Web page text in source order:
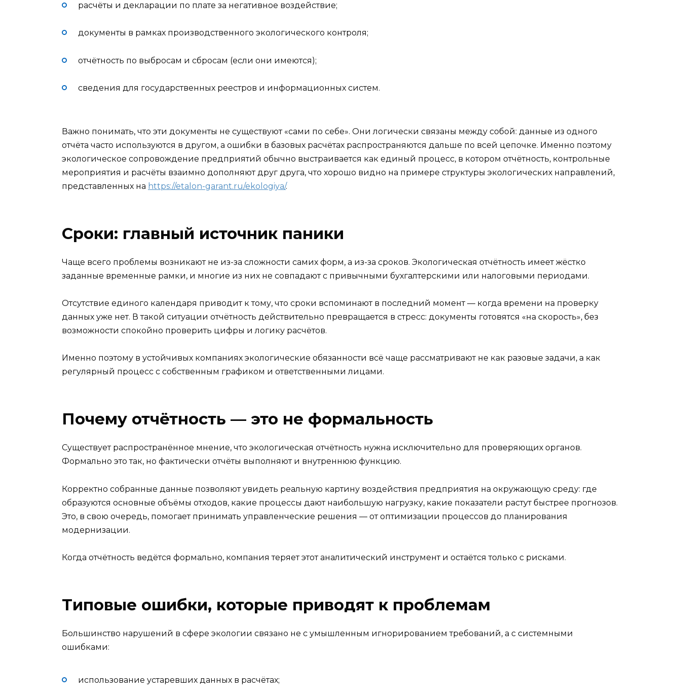
расчёты и декларации по плате за негативное воздействие;
документы в рамках производственного экологического контроля;
отчётность по выбросам и сбросам (если они имеются);
сведения для государственных реестров и информационных систем.
Важно понимать, что эти документы не существуют «сами по себе». Они логически связаны между собой: данные из одного
отчёта часто используются в другом, а ошибки в базовых расчётах распространяются дальше по всей цепочке. Именно поэтому
экологическое сопровождение предприятий обычно выстраивается как единый процесс, в котором отчётность, контрольные
мероприятия и расчёты взаимно дополняют друг друга, что хорошо видно на примере структуры экологических направлений,
представленных на https://etalon-garant.ru/ekologiya/.
Сроки: главный источник паники
Чаще всего проблемы возникают не из-за сложности самих форм, а из-за сроков. Экологическая отчётность имеет жёстко
заданные временные рамки, и многие из них не совпадают с привычными бухгалтерскими или налоговыми периодами.
Отсутствие единого календаря приводит к тому, что сроки вспоминают в последний момент — когда времени на проверку
данных уже нет. В такой ситуации отчётность действительно превращается в стресс: документы готовятся «на скорость», без
возможности спокойно проверить цифры и логику расчётов.
Именно поэтому в устойчивых компаниях экологические обязанности всё чаще рассматривают не как разовые задачи, а как
регулярный процесс с собственным графиком и ответственными лицами.
Почему отчётность — это не формальность
Существует распространённое мнение, что экологическая отчётность нужна исключительно для проверяющих органов.
Формально это так, но фактически отчёты выполняют и внутреннюю функцию.
Корректно собранные данные позволяют увидеть реальную картину воздействия предприятия на окружающую среду: где
образуются основные объёмы отходов, какие процессы дают наибольшую нагрузку, какие показатели растут быстрее прогнозов.
Это, в свою очередь, помогает принимать управленческие решения — от оптимизации процессов до планирования
модернизации.
Когда отчётность ведётся формально, компания теряет этот аналитический инструмент и остаётся только с рисками.
Типовые ошибки, которые приводят к проблемам
Большинство нарушений в сфере экологии связано не с умышленным игнорированием требований, а с системными
ошибками:
использование устаревших данных в расчётах;